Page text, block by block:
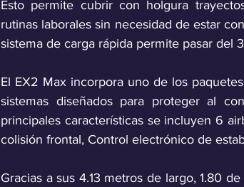
Esto permite cubrir con holgura
rutinas laborales sin necesidad de estar
sistema de carga rápida permite pasar del
El EX2 Max incorpora uno de los
sistemas diseñados para proteger al
principales características se incluyen 6
colisión frontal, Control electrónico de
Gracias a sus 4.13 metros de largo, 1.80